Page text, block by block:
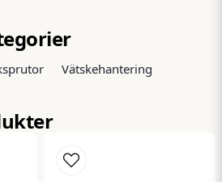
skummets densitet, så att
efter behov. Den
och ergonomiska designen
Produkten används ofta
livsmedelsproduktion,
effektiv rengöring med skum
Vätskehantering